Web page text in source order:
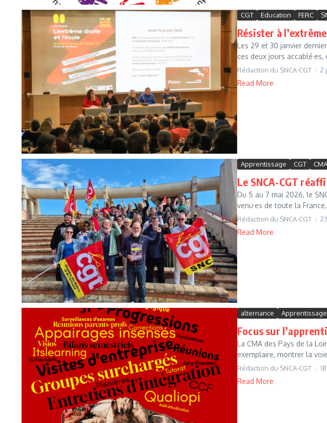
CGT Education FERC
Résister à
Les 29 et 30 janvier
ces deux jours
Rédaction du SNCA-CGT 2
Read More
Apprentissage CGT CMA
Le SNCA-CGT
Du 5 au 7 mai 2026, le
venu·es de toute la
Rédaction du SNCA-CGT
Read More
alternance Apprentissage
Focus sur
La CMA des Pays de la
exemplaire, montrer la
Rédaction du SNCA-CGT
Read More